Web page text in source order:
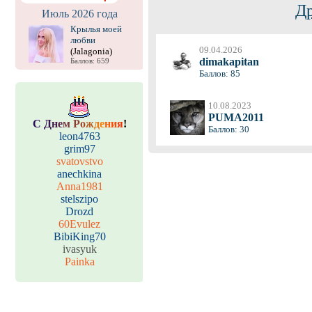
Июль 2026 года
Крылья моей
любви
(Jalagonia)
Баллов: 659
С Днем Рождения!
leon4763
grim97
svatovstvo
anechkina
Anna1981
stelszipo
Drozd
60Evulez
BibiKing70
ivasyuk
Painka
09.04.2026
dimakapitan
Баллов: 85
10.08.2023
PUMA2011
Баллов: 30